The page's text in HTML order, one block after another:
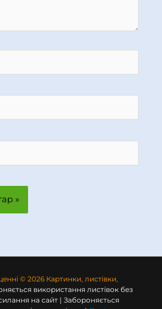
© 2026 Картинки, листівки,
використання листівок без
на сайт | Забороняється